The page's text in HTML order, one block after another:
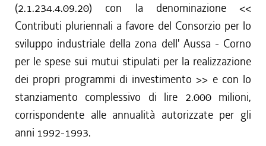
(2.1.234.4.09.20) con la denominazione <<
Contributi pluriennali a favore del Consorzio per lo
sviluppo industriale della zona dell' Aussa - Corno
per le spese sui mutui stipulati per la realizzazione
dei propri programmi di investimento >> e con lo
stanziamento complessivo di lire 2.000 milioni,
corrispondente alle annualità autorizzate per gli
anni 1992-1993.